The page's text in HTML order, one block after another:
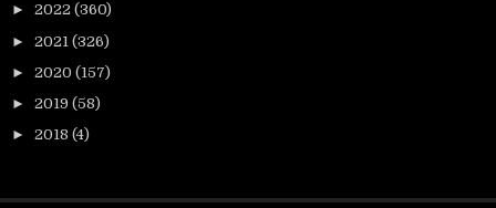
► 2022 (360)
► 2021 (326)
► 2020 (157)
► 2019 (58)
► 2018 (4)